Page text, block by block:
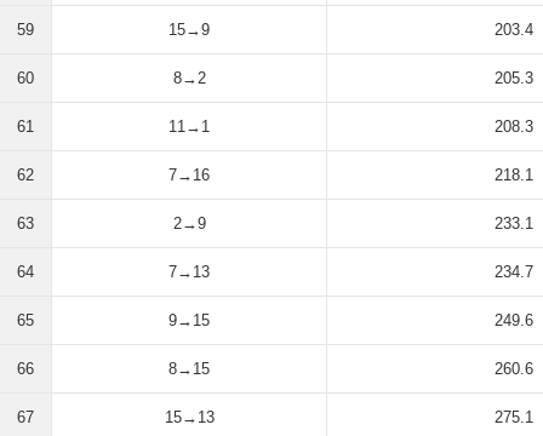
59 15→9 203.4
60 8→2 205.3
61 11→1 208.3
62 7→16 218.1
63 2→9 233.1
64 7→13 234.7
65 9→15 249.6
66 8→15 260.6
67 15→13 275.1